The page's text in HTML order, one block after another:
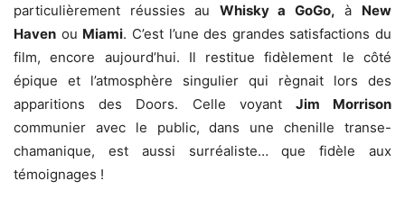
particulièrement réussies au Whisky a GoGo, à New
Haven ou Miami. C’est l’une des grandes satisfactions du
film, encore aujourd’hui. Il restitue fidèlement le côté
épique et l’atmosphère singulier qui règnait lors des
apparitions des Doors. Celle voyant Jim Morrison
communier avec le public, dans une chenille transe-
chamanique, est aussi surréaliste… que fidèle aux
témoignages !